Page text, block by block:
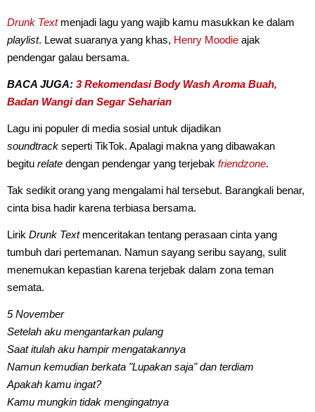
Drunk Textmenjadi lagu yang wajib kamu masukkan ke dalam
playlist. Lewat suaranya yang khas, Henry Moodie ajak
pendengar galau bersama.
BACA JUGA: 3 Rekomendasi Body Wash Aroma Buah,
Badan Wangi dan Segar Seharian
Lagu ini populer di media sosial untuk dijadikan
soundtrack seperti TikTok. Apalagi makna yang dibawakan
begitu relate dengan pendengar yang terjebak friendzone.
Tak sedikit orang yang mengalami hal tersebut. Barangkali benar,
cinta bisa hadir karena terbiasa bersama.
Lirik Drunk Text menceritakan tentang perasaan cinta yang
tumbuh dari pertemanan. Namun sayang seribu sayang, sulit
menemukan kepastian karena terjebak dalam zona teman
semata.
5 November
Setelah aku mengantarkan pulang
Saat itulah aku hampir mengatakannya
Namun kemudian berkata "Lupakan saja" dan terdiam
Apakah kamu ingat?
Kamu mungkin tidak mengingatnya